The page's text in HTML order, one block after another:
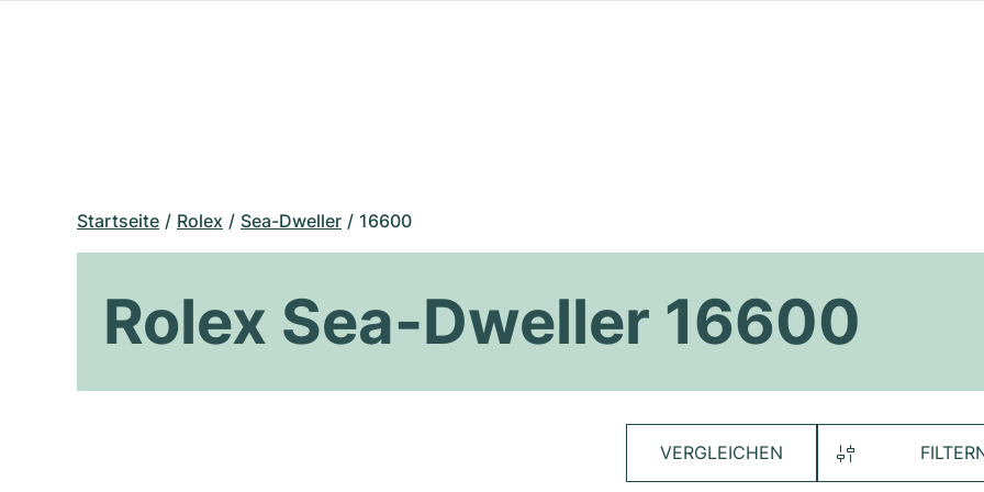
Startseite Rolex Sea-Dweller 16600
Rolex Sea-Dweller 16600
VERGLEICHEN